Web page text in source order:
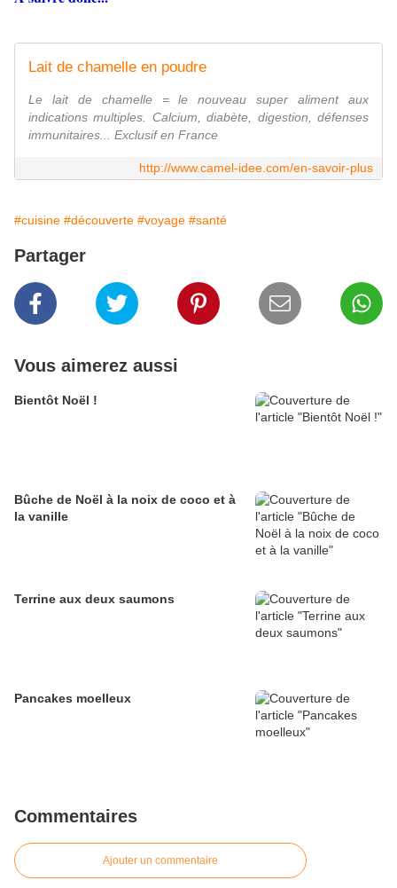
Lait de chamelle en poudre
Le lait de chamelle = le nouveau super aliment aux
indications multiples. Calcium, diabète, digestion, défenses
immunitaires... Exclusif en France
http://www.camel-idee.com/en-savoir-plus
#cuisine #découverte #voyage #santé
Partager
Vous aimerez aussi
Bientôt Noël !
Bûche de Noël à la noix de coco et à
la vanille
Terrine aux deux saumons
Pancakes moelleux
Commentaires
Ajouter un commentaire